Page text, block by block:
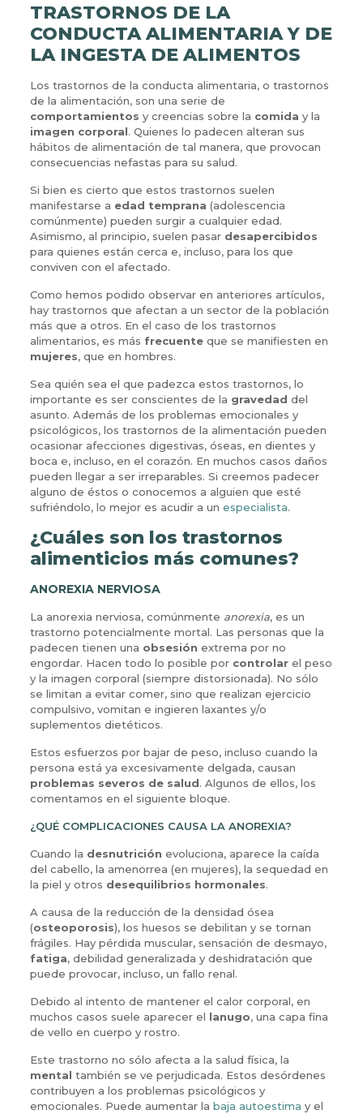
TRASTORNOS DE LA
CONDUCTA ALIMENTARIA Y DE
LA INGESTA DE ALIMENTOS
Los trastornos de la conducta alimentaria, o trastornos
de la alimentación, son una serie de
comportamientos y creencias sobre la comida y la
imagen corporal. Quienes lo padecen alteran sus
hábitos de alimentación de tal manera, que provocan
consecuencias nefastas para su salud.
Si bien es cierto que estos trastornos suelen
manifestarse a edad temprana (adolescencia
comúnmente) pueden surgir a cualquier edad.
Asimismo, al principio, suelen pasar desapercibidos
para quienes están cerca e, incluso, para los que
conviven con el afectado.
Como hemos podido observar en anteriores artículos,
hay trastornos que afectan a un sector de la población
más que a otros. En el caso de los trastornos
alimentarios, es más frecuenteque se manifiesten en
mujeres, que en hombres.
Sea quién sea el que padezca estos trastornos, lo
importante es ser conscientes de la gravedad del
asunto. Además de los problemas emocionales y
psicológicos, los trastornos de la alimentación pueden
ocasionar afecciones digestivas, óseas, en dientes y
boca e, incluso, en el corazón. En muchos casos daños
pueden llegar a ser irreparables. Si creemos padecer
alguno de éstos o conocemos a alguien que esté
sufriéndolo, lo mejor es acudir a un especialista.
¿Cuáles son los trastornos
alimenticios más comunes?
ANOREXIA NERVIOSA
La anorexia nerviosa, comúnmente anorexia, es un
trastorno potencialmente mortal. Las personas que la
padecen tienen una obsesión extrema por no
engordar. Hacen todo lo posible por controlar el peso
y la imagen corporal (siempre distorsionada). No sólo
se limitan a evitar comer, sino que realizan ejercicio
compulsivo, vomitan e ingieren laxantes y/o
suplementos dietéticos.
Estos esfuerzos por bajar de peso, incluso cuando la
persona está ya excesivamente delgada, causan
problemas severos de salud. Algunos de ellos, los
comentamos en el siguiente bloque.
¿QUÉ COMPLICACIONES CAUSA LA ANOREXIA?
Cuando la desnutrición evoluciona, aparece la caída
del cabello, la amenorrea (en mujeres), la sequedad en
la piel y otros desequilibrios hormonales.
A causa de la reducción de la densidad ósea
(osteoporosis), los huesos se debilitan y se tornan
frágiles. Hay pérdida muscular, sensación de desmayo,
fatiga, debilidad generalizada y deshidratación que
puede provocar, incluso, un fallo renal.
Debido al intento de mantener el calor corporal, en
muchos casos suele aparecer el lanugo, una capa fina
de vello en cuerpo y rostro.
Este trastorno no sólo afecta a la salud física, la
mental también se ve perjudicada. Estos desórdenes
contribuyen a los problemas psicológicos y
emocionales. Puede aumentar la baja autoestima y el